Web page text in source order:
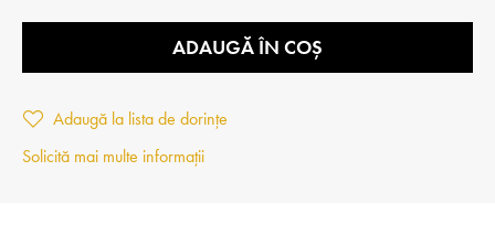
ADAUGĂ ÎN COȘ
Adaugă la lista de dorințe
Solicită mai multe informații